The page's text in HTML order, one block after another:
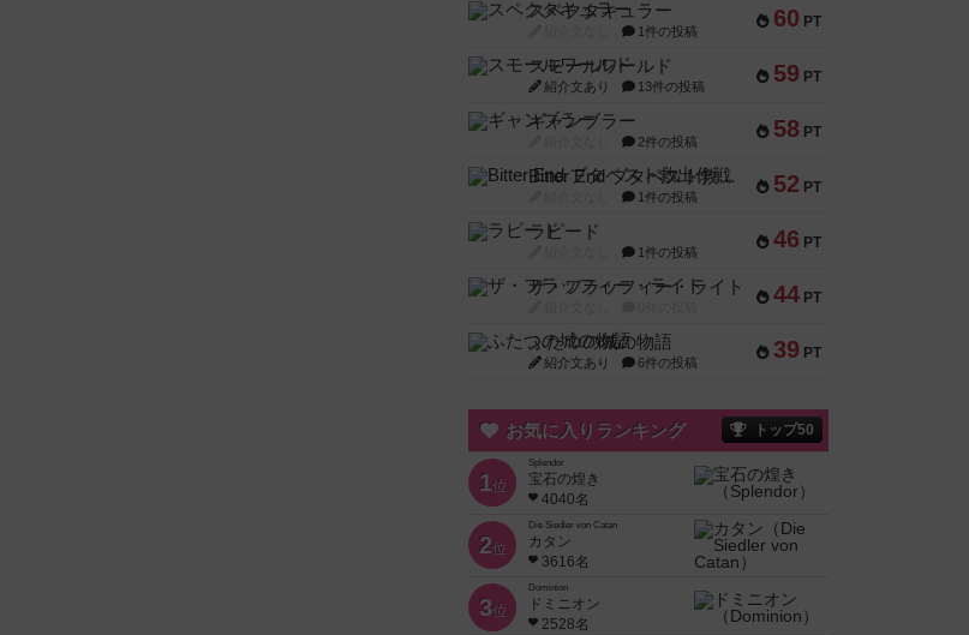
60 PT
スペクタキュラー
1件の投稿
59 PT
スモールワールド
紹介文あり 13件の投稿
58 PT
ギャンブラー
2件の投稿
52 PT
Bitter End ブタペスト救出作戦
1件の投稿
46 PT
ラピード
1件の投稿
44 PT
ザ・フラッフィー・ライト
39 PT
ふたつの城の物語
紹介文あり 6件の投稿
お気に入りランキング トップ50
1位
Splendor
宝石の煌き
4040名
2位
Die Siedler von Catan
カタン
3616名
3位
Dominion
ドミニオン
2528名